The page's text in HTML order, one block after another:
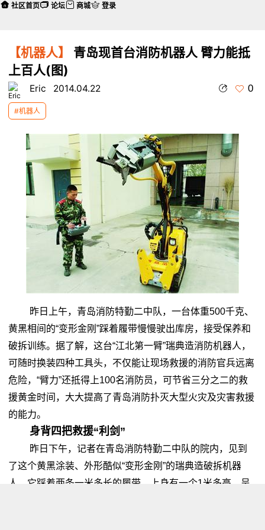
【机器人】
青岛现首台消防机器人 臂力能抵
上百人(图)
Eric 2014.04.22 0
#机器人
昨日上午，青岛消防特勤二中队，一台体重500千克、
黄黑相间的“变形金刚”踩着履带慢慢驶出库房，接受保养和
破拆训练。据了解，这台“江北第一臂”瑞典造消防机器人，
可随时换装四种工具头，不仅能让现场救援的消防官兵远离
危险，“臂力”还抵得上100名消防员，可节省三分之二的救
援黄金时间，大大提高了青岛消防扑灭大型火灾及灾害救援
的能力。
身背四把救援“利剑”
昨日下午，记者在青岛消防特勤二中队的院内，见到
了这个黄黑涂装、外形酷似“变形金刚”的瑞典造破拆机器
人。它踩着两条一米多长的履带，上身有一个1米多高，呈
社区首页 论坛 商城 登录